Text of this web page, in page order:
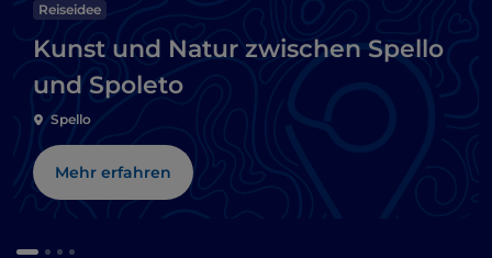
Reiseidee
Kunst und Natur zwischen Spello
und Spoleto
Spello
Mehr erfahren